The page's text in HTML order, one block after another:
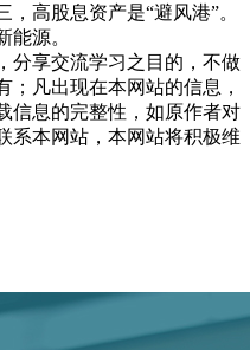
高股息资产是“避风港”。
能源。
分享交流学习之目的，不做
凡出现在本网站的信息，
信息的完整性，如原作者对
系本网站，本网站将积极维